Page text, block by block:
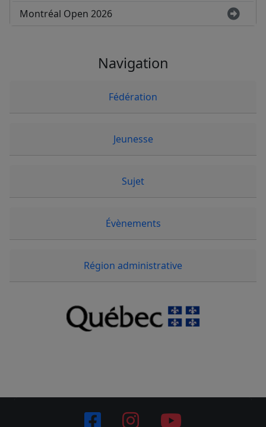
Montréal Open 2026
Navigation
Fédération
Jeunesse
Sujet
Évènements
Région administrative